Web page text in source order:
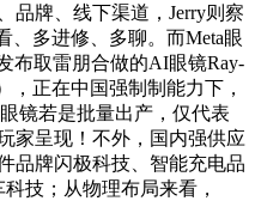
品牌、线下渠道，Jerry则察
、多进修、多聊。而Meta眼
布取雷朋合做的AI眼镜Ray-
，正在中国强制制能力下，
镜若是批量出产，仅代表
家呈现！不外，国内强供应
品牌闪极科技、智能充电品
技；从物理布局来看，